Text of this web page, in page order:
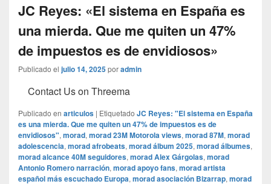
JC Reyes: «El sistema en España es
una mierda. Que me quiten un 47%
de impuestos es de envidiosos»
Publicado el julio 14, 2025poradmin
Contact Us on Threema
Publicado en articulos | Etiquetado JC Reyes: "El sistema en España
es una mierda. Que me quiten un 47% de impuestos es de
envidiosos", morad, morad 23M Motorola views, morad 87M, morad
adolescencia, morad afrobeats, morad álbum 2025, morad álbumes,
morad alcance 40M seguidores, morad Alex Gárgolas, morad
Antonio Romero narración, morad apoyo fans, morad artista
español más escuchado Europa, morad asociación Bizarrap, morad